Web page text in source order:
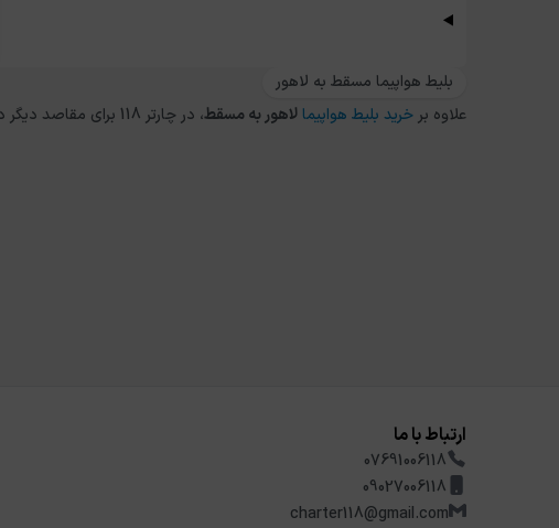
بلیط هواپیما مسقط به لاهور
علاوه بر خرید بلیط هواپیما لاهوربهمسقط، در چارتر 118 برای مقاصد دیگر داخلی و خارجی نیز می توانید از طریق
ارتباط با ما
07691006118
09027006118
charter118@gmail.com